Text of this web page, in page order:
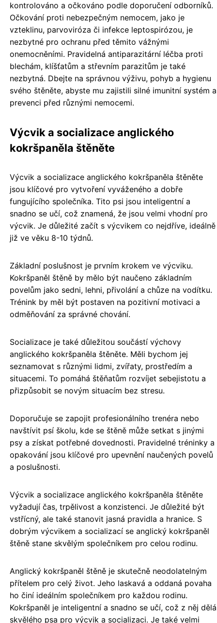
kontrolováno a očkováno podle doporučení odborníků.
Očkování proti nebezpečným nemocem, jako je
vzteklinu, parvoviróza či infekce leptospirózou, je
nezbytné pro ochranu před těmito vážnými
onemocněními. Pravidelná antiparazitární léčba proti
blechám, klíšťatům a střevním parazitům je také
nezbytná. Dbejte na správnou výživu, pohyb a hygienu
svého štěněte, abyste mu zajistili silné imunitní systém a
prevenci před různými nemocemi.
Výcvik a socializace anglického
kokršpaněla štěněte
Výcvik a socializace anglického kokršpaněla štěněte
jsou klíčové pro vytvoření vyváženého a dobře
fungujícího společníka. Tito psi jsou inteligentní a
snadno se učí, což znamená, že jsou velmi vhodní pro
výcvik. Je důležité začít s výcvikem co nejdříve, ideálně
již ve věku 8-10 týdnů.
Základní poslušnost je prvním krokem ve výcviku.
Kokršpaněl štěně by mělo být naučeno základním
povelům jako sedni, lehni, přivolání a chůze na vodítku.
Trénink by měl být postaven na pozitivní motivaci a
odměňování za správné chování.
Socializace je také důležitou součástí výchovy
anglického kokršpaněla štěněte. Měli bychom jej
seznamovat s různými lidmi, zvířaty, prostředím a
situacemi. To pomáhá štěňatům rozvíjet sebejistotu a
přizpůsobit se novým situacím bez stresu.
Doporučuje se zapojit profesionálního trenéra nebo
navštívit psí školu, kde se štěně může setkat s jinými
psy a získat potřebné dovednosti. Pravidelné tréninky a
opakování jsou klíčové pro upevnění naučených povelů
a poslušnosti.
Výcvik a socializace anglického kokršpaněla štěněte
vyžadují čas, trpělivost a konzistenci. Je důležité být
vstřícný, ale také stanovit jasná pravidla a hranice. S
dobrým výcvikem a socializací se anglický kokršpaněl
štěně stane skvělým společníkem pro celou rodinu.
Anglický kokršpaněl štěně je skutečně neodolatelným
přítelem pro celý život. Jeho laskavá a oddaná povaha
ho činí ideálním společníkem pro každou rodinu.
Kokršpaněl je inteligentní a snadno se učí, což z něj dělá
skvělého psa pro výcvik a socializaci. Je také velmi